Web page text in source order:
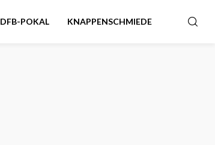
DFB-POKAL KNAPPENSCHMIEDE